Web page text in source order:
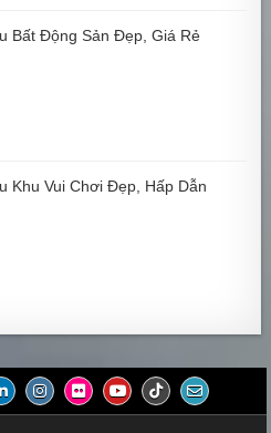
Bất Động Sản Đẹp, Giá Rẻ
Khu Vui Chơi Đẹp, Hấp Dẫn